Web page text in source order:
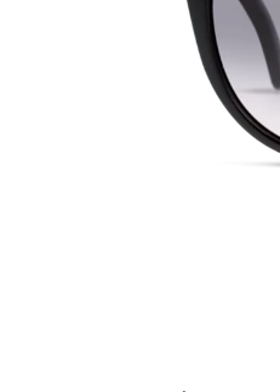
Gyermek